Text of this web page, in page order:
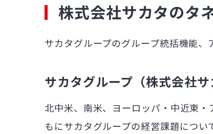
株式会社サカタのタ
サカタグループのグループ統括機能、
サカタグループ（株式会社
北中米、南米、ヨーロッパ・中近東
もにサカタグループの経営課題につい